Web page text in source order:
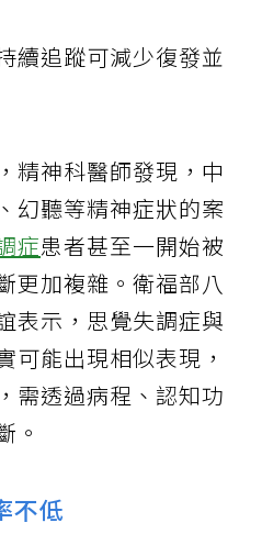
續追蹤可減少復發並
精神科醫師發現，中
幻聽等精神症狀的案
症患者甚至一開始被
更加複雜。衛福部八
表示，思覺失調症與
可能出現相似表現，
需透過病程、認知功
。
不低